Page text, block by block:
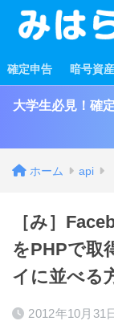
確定申告 暗号資
大学生必見！確
ホーム api
［み］
をPHPで取
イに並べる
2012年10月31